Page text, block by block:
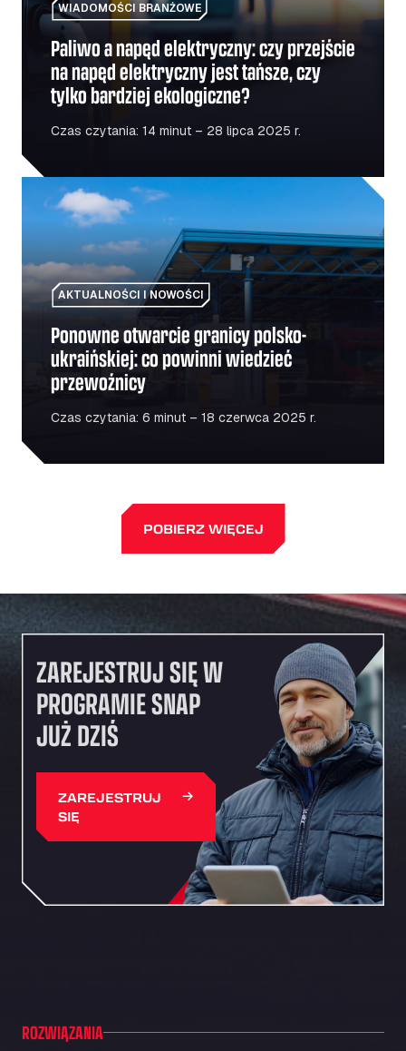
WIADOMOŚCI BRANŻOWE
Paliwo a napęd elektryczny: czy przejście
na napęd elektryczny jest tańsze, czy
tylko bardziej ekologiczne?
Czas czytania: 14 minut – 28 lipca 2025 r.
Ponowne otwarcie granicy polsko-ukraińskiej: co
AKTUALNOŚCI I NOWOŚCI
Ponowne otwarcie granicy polsko-
ukraińskiej: co powinni wiedzieć
przewoźnicy
Czas czytania: 6 minut – 18 czerwca 2025 r.
POBIERZ WIĘCEJ
ZAREJESTRUJ SIĘ W
PROGRAMIE SNAP
JUŻ DZIŚ
ZAREJESTRUJ
SIĘ
ROZWIĄZANIA